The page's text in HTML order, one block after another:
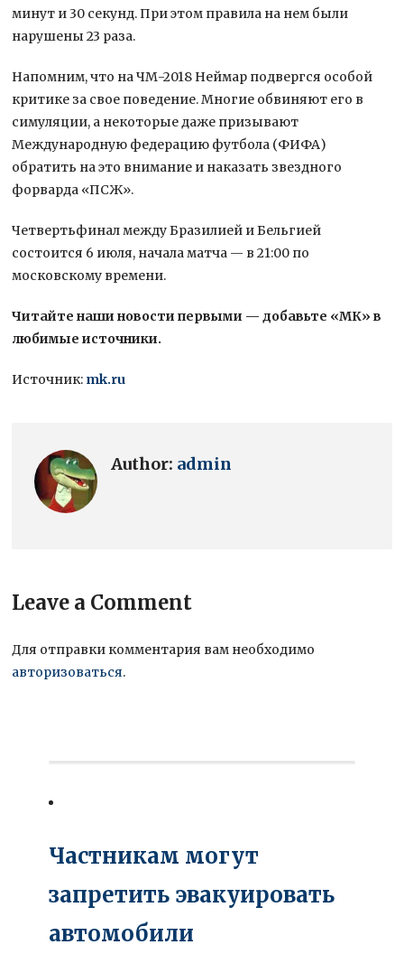
минут и 30 секунд. При этом правила на нем были
нарушены 23 раза.
Напомним, что на ЧМ-2018 Неймар подвергся особой
критике за свое поведение. Многие обвиняют его в
симуляции, а некоторые даже призывают
Международную федерацию футбола (ФИФА)
обратить на это внимание и наказать звездного
форварда «ПСЖ».
Четвертьфинал между Бразилией и Бельгией
состоится 6 июля, начала матча — в 21:00 по
московскому времени.
Читайте наши новости первыми — добавьте «МК» в
любимые источники.
Источник: mk.ru
Author: admin
Leave a Comment
Для отправки комментария вам необходимо
авторизоваться.
Частникам могут
запретить эвакуировать
автомобили